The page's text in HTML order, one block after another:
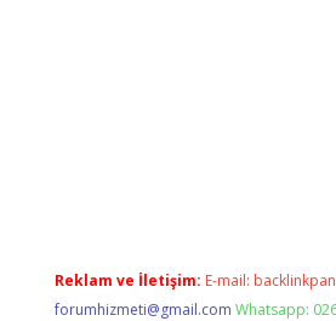
Reklam ve İletişim: E-mail:
forumhizmeti@gmail.com Whatsapp: